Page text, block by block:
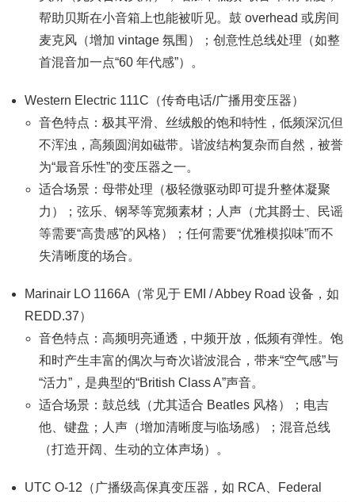
帮助贝斯在小音箱上也能被听见。鼓 overhead 或房间
麦克风（增加 vintage 氛围）；创意性总线处理（如整
首混音加一点“60 年代感”）。
Western Electric 111C（传奇电话/广播用变压器）
音色特点：极其平滑、丝绒般的饱和特性，低频深沉但
不浑浊，高频圆润如磁带。谐波结构复杂而自然，被誉
为“最音乐性”的变压器之一。
适合场景：母带处理（极轻微驱动即可提升整体凝聚
力）；弦乐、钢琴等宽频素材；人声（尤其爵士、民谣
等需要“高贵感”的风格）；任何需要“优雅模拟味”而不
失清晰度的场合。
Marinair LO 1166A（常见于 EMI / Abbey Road 设备，如
REDD.37）
音色特点：高频明亮通透，中频开放，低频有弹性。饱
和时产生丰富的偶次与奇次谐波混合，带来“空气感”与
“活力”，是典型的“British Class A”声音。
适合场景：鼓总线（尤其适合 Beatles 风格）；电吉
他、键盘；人声（增加清晰度与临场感）；混音总线
（打造开阔、生动的立体声场）。
UTC O-12（广播级高保真变压器，如 RCA、Federal